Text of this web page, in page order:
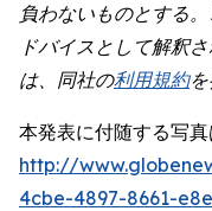
負わないものとする
ドバイスとして解釈
は、同社の利用規約を
本発表に付随する写
http://
4cbe-4897-8661-